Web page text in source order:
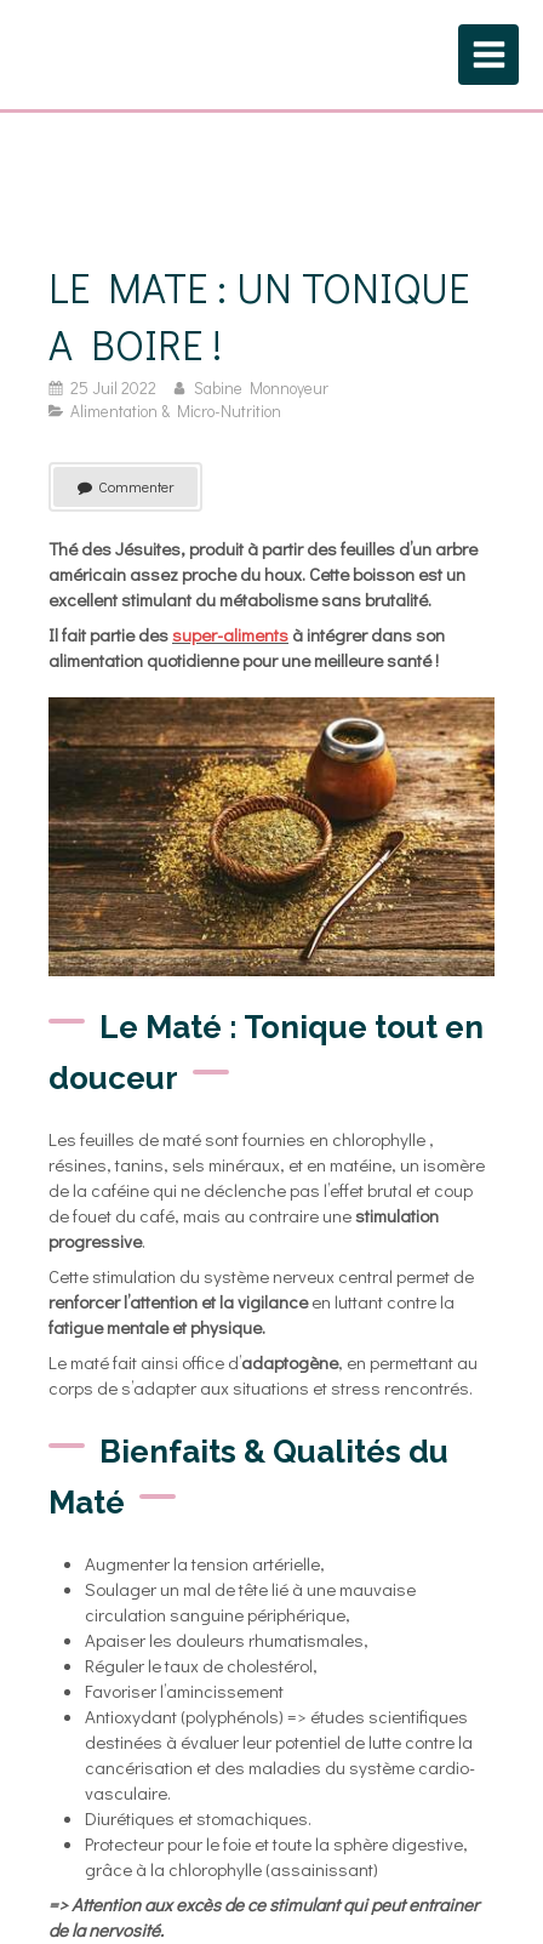
LE MATE : UN TONIQUE
A BOIRE !
25 Juil 2022
Sabine Monnoyeur
Alimentation & Micro-Nutrition
Commenter
Thé des Jésuites, produit à partir des feuilles d’un arbre
américain assez proche du houx. Cette boisson est un
excellent stimulant du métabolisme sans brutalité.
Il fait partie dessuper-aliments à intégrer dans son
alimentation quotidienne pour une meilleure santé !
Le Maté : Tonique tout en
douceur
Les feuilles de maté sont fournies en chlorophylle ,
résines, tanins, sels minéraux, et en matéine, un isomère
de la caféine qui ne déclenche pas l’effet brutal et coup
de fouet du café, mais au contraire unestimulation
progressive.
Cette stimulation du système nerveux central permet de
renforcer l’attention et la vigilanceen luttant contre la
fatigue mentale et physique.
Le maté fait ainsi office d’adaptogène, en permettant au
corps de s’adapter aux situations et stress rencontrés.
Bienfaits & Qualités du
Maté
Augmenter la tension artérielle,
Soulager un mal de tête lié à une mauvaise
circulation sanguine périphérique,
Apaiser les douleurs rhumatismales,
Réguler le taux de cholestérol,
Favoriser l’amincissement
Antioxydant (polyphénols) => études scientifiques
destinées à évaluer leur potentiel de lutte contre la
cancérisation et des maladies du système cardio-
vasculaire.
Diurétiques et stomachiques.
Protecteur pour le foie et toute la sphère digestive,
grâce à la chlorophylle (assainissant)
=> Attention aux excès de ce stimulant qui peut entrainer
de la nervosité.